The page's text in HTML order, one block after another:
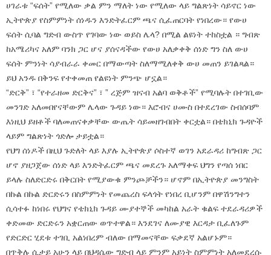
ሀገራቱ “ፍሰት” የሚለው ቃል ምን ማለት ነው የሚለው ላይ ግልጽነት ሳይኖር ነው
ኢትዮጵያ የስምምነት ሰነዱን እንድትፈርም ጫና ሲፈጠርባት የነበረው። የውሀ
ፍሰት ሲባል ግድብ ውስጥ የገባው ነው ወይስ ሌላ? በሚል ልዩነት ተከስቷል ። ግብጽ
ከአሜሪካና አለም ባንክ ጋር ሆና ያሰናዳችው የውሀ አለቃቀቅ ሰነድ ግን ስለ ውሀ
ፍሰት ምንነት ሳያብራራ ቀመር በማውጣት ስለማሚለቀቅ ውሀ መጠን ይገልጻል።
ይህ አንዱ በቅንፍ የተቀመጠ የልዩነት ምንጭ ሆኗል።
“ድርቅ” ፣ “የተራዘመ ድርቅና” ፣ ” ረጅም ዝናብ አልባ ወቅቶች” የሚባሉት በተገቢው
መንገድ አለመበየናቸውም ሌላው ጉዳይ ነው። እሮብና ሀሙስ በተደረገው ስብሰባም
እነዚህ ይዘቶች ባለመጠናቀቃቸው ውጤት ሳይመዘገብበት ቀርቷል። በቴክኒክ ጉዳዮች
ላይም ግልጽነት ጎድሎ ታይቷል።
የህግ ሰነዶች በዚህ ጉድለት ላይ እያሉ ኢትዮጵያ ሶስተኛ ወገን አደራዳሪ ከግብጽ ጋር
ሆኖ ያዘጋጀው ሰነድ ላይ እንድትፈርም ጫና መደረጉ አለማቀፍ ህግን የጣሰ ነበር
ይላሉ ስለድርድሩ በቅርበት የሚያውቁ ምንጮቻችን። ሆኖም በኢትዮጵያ መንግስት
በኩል በኩል ድርድሩን በስምምነት የመጨረስ ፍላጎት የነበረ ቢሆንም በዋሽንግተን
ሲሳተፉ ከነበሩ የህግና የቴክኒክ ጉዳይ ሙያተኞች መካከል አራት ቁልፍ ተደራዳሪዎች
ቀድመው ድርድሩን አቋርጠው ወጥተዋል። እንደገና ለሙያዊ እርዳታ ቢፈለጉም
የድርድር ሂደቱ ተገቢ አልነበረም ብለው በማመናቸው ፍቃደኛ አልሆኑም።
በጥቅሉ ሲታይ አሁን ላይ በህዳሴው ግድብ ላይ ምንም አይነት ስምምነት አለመደረሱ